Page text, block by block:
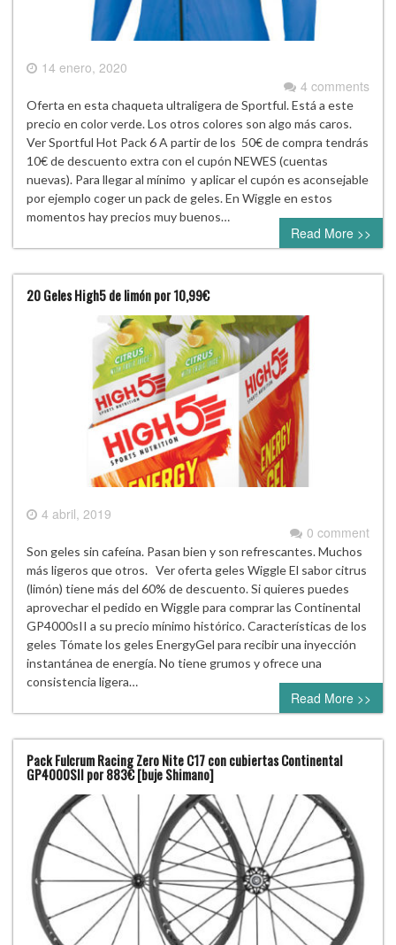
14 enero, 2020
4 comments
Oferta en esta chaqueta ultraligera de Sportful. Está a este
precio en color verde. Los otros colores son algo más caros.
Ver Sportful Hot Pack 6 A partir de los 50€ de compra tendrás
10€ de descuento extra con el cupón NEWES (cuentas
nuevas). Para llegar al mínimo y aplicar el cupón es aconsejable
por ejemplo coger un pack de geles. En Wiggle en estos
momentos hay precios muy buenos…
Read More >>
20 Geles High5 de limón por 10,99€
4 abril, 2019
0 comment
Son geles sin cafeína. Pasan bien y son refrescantes. Muchos
más ligeros que otros. Ver oferta geles Wiggle El sabor citrus
(limón) tiene más del 60% de descuento. Si quieres puedes
aprovechar el pedido en Wiggle para comprar las Continental
GP4000sII a su precio mínimo histórico. Características de los
geles Tómate los geles EnergyGel para recibir una inyección
instantánea de energía. No tiene grumos y ofrece una
consistencia ligera…
Read More >>
Pack Fulcrum Racing Zero Nite C17 con cubiertas Continental
GP4000SII por 883€ [buje Shimano]